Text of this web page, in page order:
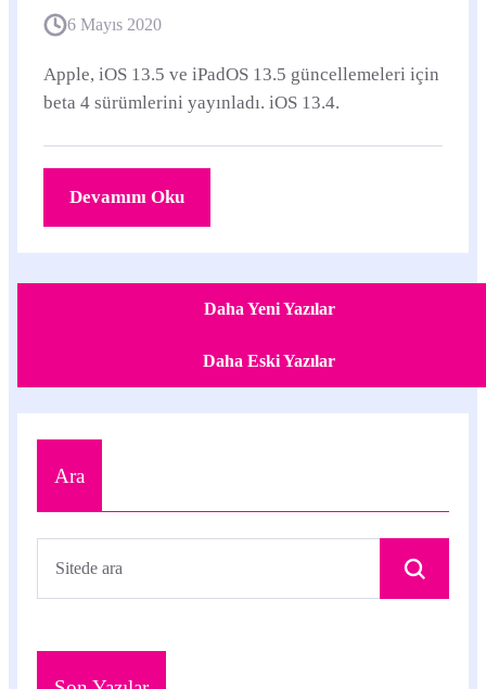
6 Mayıs 2020
Apple, iOS 13.5 ve iPadOS 13.5 güncellemeleri için
beta 4 sürümlerini yayınladı. iOS 13.4.
Devamını Oku
Daha Yeni Yazılar
Daha Eski Yazılar
Ara